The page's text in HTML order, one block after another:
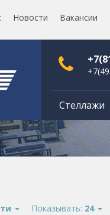
Новости Вакансии
Стеллажи
Показывать: 24